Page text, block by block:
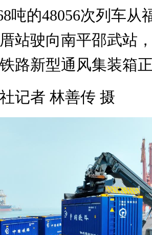
吨的48056次列车从
站驶向南平邵武站
路新型通风集装箱
者 林善传 摄